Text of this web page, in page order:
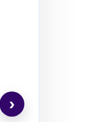
›